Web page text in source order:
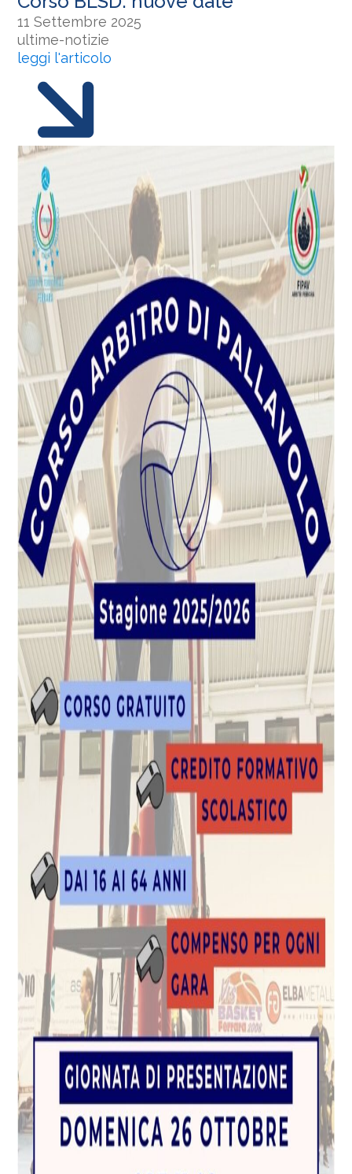
11 Settembre 2025
ultime-notizie
leggi l'articolo